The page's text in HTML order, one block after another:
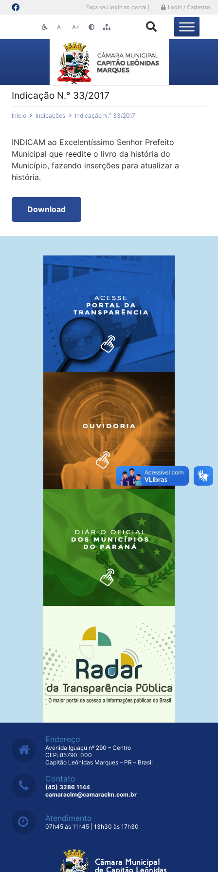
Faça seu login no portal | Login / Cadastro
A- A+
Indicação N.° 33/2017
Início Indicações Indicação N.° 33/2017
INDICAM ao Excelentíssimo Senhor Prefeito
Municipal que reedite o livro da história do
Município, fazendo inserções para atualizar a
história.
Download
Endereço
Avenida Iguaçu nº 290 – Centro
CEP: 85790-000
Capitão Leônidas Marques – PR – Brasil
Contato
(45) 3286 1144
camaraclm@camaraclm.com.br
Atendimento
07h45 às 11h45 | 13h30 às 17h30